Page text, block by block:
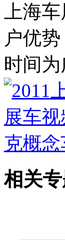
上海
户优
时间
相关专